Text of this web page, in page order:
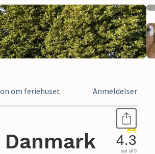
om feriehuset Anmeldelser
4.3
out of 5